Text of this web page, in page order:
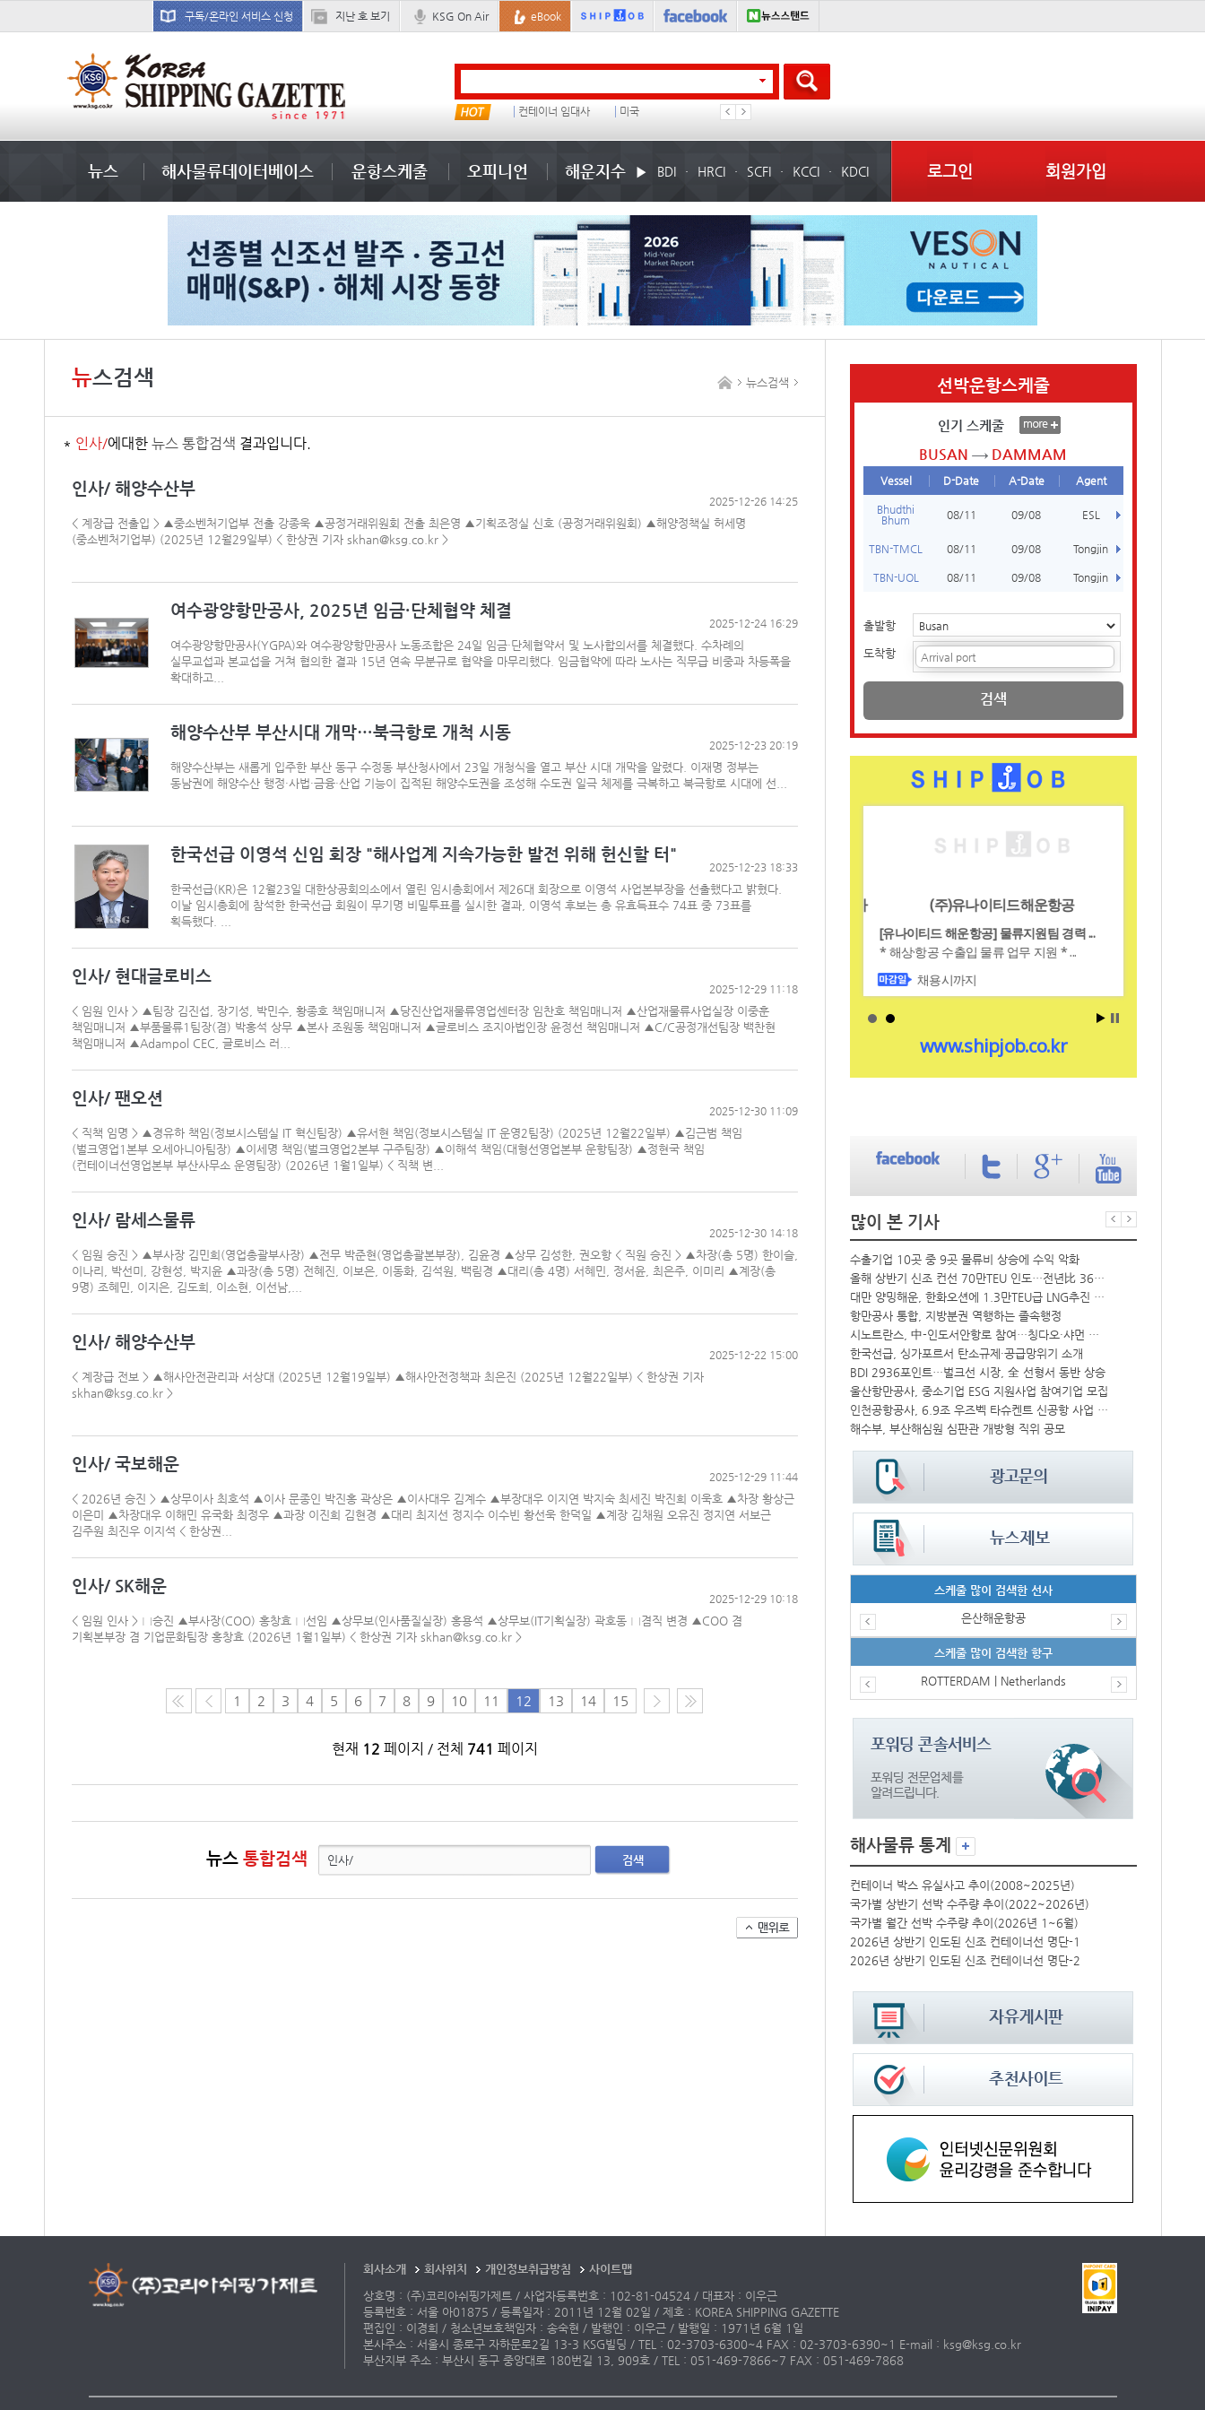
구독/온라인 서비스 신청 지난 호 보기 KSG On Air eBook
국제선박투자운용 컨테이너 임대사 미국 1
뉴스 해사물류데이터베이스 운항스케줄 오피니언 해운지수 BDI HRCI SCFI KCCI KDCI 로그인 회원가입
뉴스검색 뉴스검색
* 인사/에대한 뉴스 통합검색 결과입니다.
인사/ 해양수산부
2025-12-26 14:25
< 계장급 전출입 > ▲중소벤처기업부 전출 강종욱 ▲공정거래위원회 전출 최은영 ▲기획조정실 신호 (공정거래위원회) ▲해양정책실 허세명
(중소벤처기업부) (2025년 12월29일부) < 한상권 기자 skhan@ksg.co.kr >
여수광양항만공사, 2025년 임금·단체협약 체결
2025-12-24 16:29
여수광양항만공사(YGPA)와 여수광양항만공사 노동조합은 24일 임금·단체협약서 및 노사합의서를 체결했다. 수차례의
실무교섭과 본교섭을 거쳐 협의한 결과 15년 연속 무분규로 협약을 마무리했다. 임금협약에 따라 노사는 직무급 비중과 차등폭을
확대하고...
해양수산부 부산시대 개막…북극항로 개척 시동
2025-12-23 20:19
해양수산부는 새롭게 입주한 부산 동구 수정동 부산청사에서 23일 개청식을 열고 부산 시대 개막을 알렸다. 이재명 정부는
동남권에 해양수산 행정·사법·금융·산업 기능이 집적된 해양수도권을 조성해 수도권 일극 체제를 극복하고 북극항로 시대에 선...
한국선급 이영석 신임 회장 "해사업계 지속가능한 발전 위해 헌신할 터"
2025-12-23 18:33
한국선급(KR)은 12월23일 대한상공회의소에서 열린 임시총회에서 제26대 회장으로 이영석 사업본부장을 선출했다고 밝혔다.
이날 임시총회에 참석한 한국선급 회원이 무기명 비밀투표를 실시한 결과, 이영석 후보는 총 유효득표수 74표 중 73표를
획득했다. ...
인사/ 현대글로비스
2025-12-29 11:18
< 임원 인사 > ▲팀장 김진섭, 장기성, 박민수, 황종호 책임매니저 ▲당진산업재물류영업센터장 임찬호 책임매니저 ▲산업재물류사업실장 이중훈
책임매니저 ▲부품물류1팀장(겸) 박홍석 상무 ▲본사 조원동 책임매니저 ▲글로비스 조지아법인장 윤정선 책임매니저 ▲C/C공정개선팀장 백찬현
책임매니저 ▲Adampol CEC, 글로비스 러...
인사/ 팬오션
2025-12-30 11:09
< 직책 임명 > ▲경유하 책임(정보시스템실 IT 혁신팀장) ▲유서현 책임(정보시스템실 IT 운영2팀장) (2025년 12월22일부) ▲김근범 책임
(벌크영업1본부 오세아니아팀장) ▲이세명 책임(벌크영업2본부 구주팀장) ▲이해석 책임(대형선영업본부 운항팀장) ▲정현국 책임
(컨테이너선영업본부 부산사무소 운영팀장) (2026년 1월1일부) < 직책 변...
인사/ 람세스물류
2025-12-30 14:18
< 임원 승진 > ▲부사장 김민희(영업총괄부사장) ▲전무 박준현(영업총괄본부장), 김윤경 ▲상무 김성한, 권오항 < 직원 승진 > ▲차장(총 5명) 한이슬,
이나리, 박선미, 강현성, 박지윤 ▲과장(총 5명) 전혜진, 이보은, 이동화, 김석원, 백림경 ▲대리(총 4명) 서혜민, 정서윤, 최은주, 이미리 ▲계장(총
9명) 조혜민, 이지은, 김도희, 이소현, 이선남,...
인사/ 해양수산부
2025-12-22 15:00
< 계장급 전보 > ▲해사안전관리과 서상대 (2025년 12월19일부) ▲해사안전정책과 최은진 (2025년 12월22일부) < 한상권 기자
skhan@ksg.co.kr >
인사/ 국보해운
2025-12-29 11:44
< 2026년 승진 > ▲상무이사 최호석 ▲이사 문종인 박진홍 곽상은 ▲이사대우 김계수 ▲부장대우 이지연 박지숙 최세진 박진희 이욱호 ▲차장 황상근
이은미 ▲차장대우 이해민 유국화 최정우 ▲과장 이진희 김현경 ▲대리 최지선 정지수 이수빈 황선욱 한덕일 ▲계장 김채원 오유진 정지연 서보근
김주원 최진우 이지석 < 한상권...
인사/ SK해운
2025-12-29 10:18
< 임원 인사 > □승진 ▲부사장(COO) 홍창효 □선임 ▲상무보(인사품질실장) 홍용석 ▲상무보(IT기획실장) 곽호동 □겸직 변경 ▲COO 겸
기획본부장 겸 기업문화팀장 홍창효 (2026년 1월1일부) < 한상권 기자 skhan@ksg.co.kr >
1 2 3 4 5 6 7 8 9 10 11 12 13 14 15
현재 12 페이지 / 전체 741 페이지
뉴스 통합검색 검색
선박운항스케줄
인기 스케줄
BUSAN DAMMAM
Vessel D-Date A-Date Agent
Bhudthi
Bhum
08/11 09/08 ESL
TBN-TMCL 08/11 09/08 Tongjin
TBN-UOL 08/11 09/08 Tongjin
출발항
도착항
검색
많이 본 기사
인사/ 해양수산부
수출기업 10곳 중 9곳 물류비 상승에 수익 악화
올해 상반기 신조 컨선 70만TEU 인도…전년比 36% 감소
대만 양밍해운, 한화오션에 1.3만TEU급 LNG추진 컨선 6척 발주
항만공사 통합, 지방분권 역행하는 졸속행정
시노트란스, 中-인도서안항로 참여…칭다오·샤먼 직항
한국선급, 싱가포르서 탄소규제·공급망위기 소개
BDI 2936포인트…벌크선 시장, 全 선형서 동반 상승
울산항만공사, 중소기업 ESG 지원사업 참여기업 모집
인천공항공사, 6.9조 우즈벡 타슈켄트 신공항 사업 참여
해수부, 부산해심원 심판관 개방형 직위 공모
스케줄 많이 검색한 선사
(주)맥스피드 은산해운항공
스케줄 많이 검색한 항구
ROTTERDAM | Netherlands
해사물류 통계
국가별 월간 선박 수주량 추이(2026년 1~6월)
2026년 상반기 인도된 신조 컨테이너선 명단-1
컨테이너 박스 유실사고 추이(2008~2025년)
국가별 상반기 선박 수주량 추이(2022~2026년)
국가별 월간 선박 수주량 추이(2026년 1~6월)
2026년 상반기 인도된 신조 컨테이너선 명단-1
2026년 상반기 인도된 신조 컨테이너선 명단-2
회사소개 회사위치 개인정보취급방침
사이트맵
상호명 : (주)코리아쉬핑가제트 / 사업자등록번호 : 102-81-04524 / 대표자 : 이우근
등록번호 : 서울 아01875 / 등록일자 : 2011년 12월 02일 / 제호 : KOREA SHIPPING GAZETTE
편집인 : 이경희 / 청소년보호책임자 : 송숙현 / 발행인 : 이우근 / 발행일 : 1971년 6월 1일
본사주소 : 서울시 종로구 자하문로2길 13-3 KSG빌딩 / TEL : 02-3703-6300~4 FAX : 02-3703-6390~1 E-mail : ksg@ksg.co.kr
부산지부 주소 : 부산시 동구 중앙대로 180번길 13, 909호 / TEL : 051-469-7866~7 FAX : 051-469-7868